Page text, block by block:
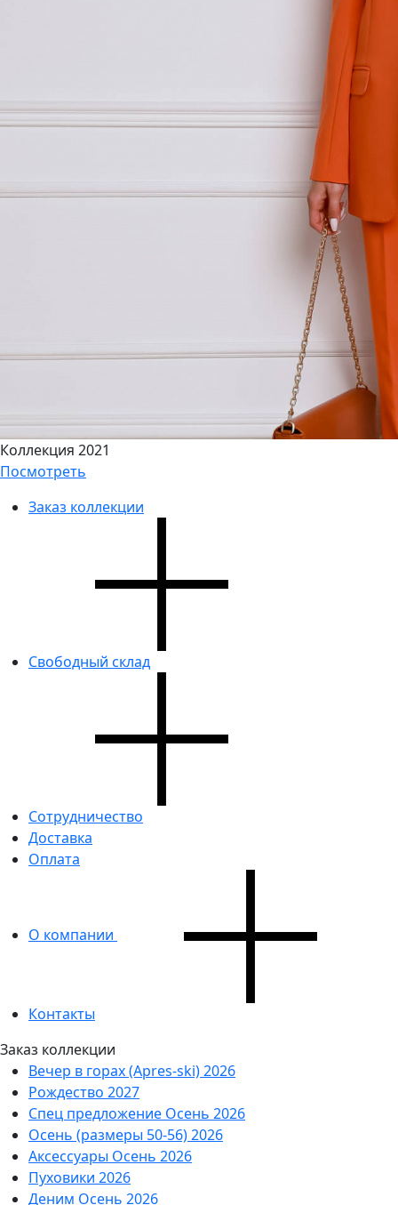
Коллекция 2021
Посмотреть
Заказ коллекции
Свободный склад
Сотрудничество
Доставка
Оплата
О компании
Контакты
Заказ коллекции
Вечер в горах (Apres-ski) 2026
Рождество 2027
Спец предложение Осень 2026
Осень (размеры 50-56) 2026
Аксессуары Осень 2026
Пуховики 2026
Деним Осень 2026